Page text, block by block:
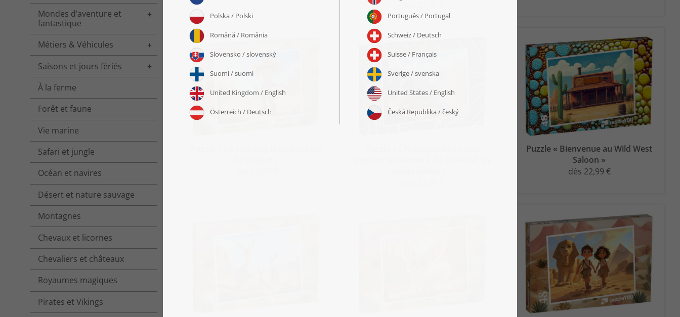
Mondes d’aventure et
fantastique
Toggle menu
Métiers & Véhicules
Toggle menu
Saisons et jours fériés
Toggle menu
À la ferme
Forêt et faune
Vie marine
Safari et jungle
Océan et navires
Désert et nature sauvage
Montagnes
Chevaux et licornes
Chevaliers et châteaux
Royaumes magiques
Pirates et Vikings
Puzzle « Bienvenue au Wild West
Saloon »
dès 22,99 €